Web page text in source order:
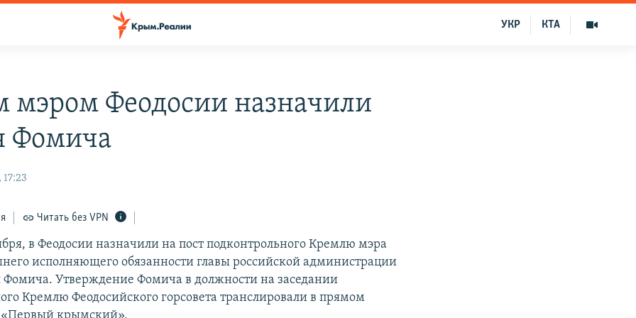
КТА
УКР
мэром Феодосии назначили
Фомича
Читать без VPN
в Феодосии назначили на пост подконтрольного Кремлю мэра
исполняющего обязанности главы российской администрации
Фомича. Утверждение Фомича в должности на заседании
Кремлю Феодосийского горсовета транслировали в прямом